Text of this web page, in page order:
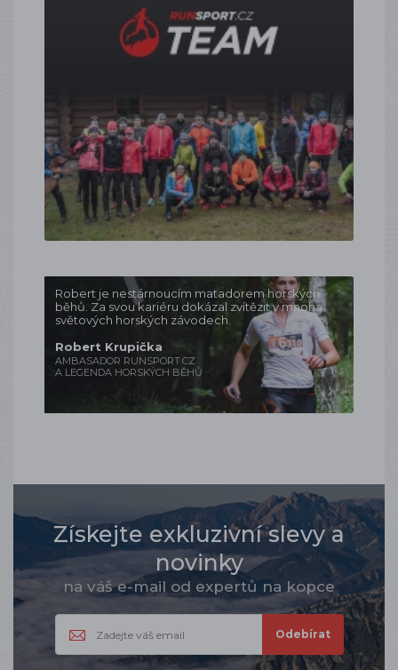
Robert je nestárnoucím matadorem horských
běhů. Za svou kariéru dokázal zvítězit v mnoha
světových horských závodech.
Robert Krupička
AMBASADOR RUNSPORT.CZ
A LEGENDA HORSKÝCH BĚHŮ
Získejte exkluzivní slevy a
novinky
na váš e-mail od expertů na kopce